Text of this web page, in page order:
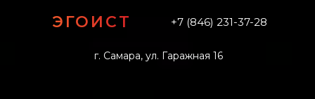
+7 (846) 231-37-28
г. Самара, ул. Гаражная 16
ЭГОИСТ